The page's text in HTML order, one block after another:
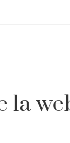
la